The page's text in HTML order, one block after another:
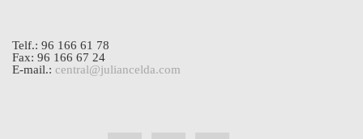
Telf.: 96 166 61 78
Fax: 96 166 67 24
E-mail.: central@juliancelda.com